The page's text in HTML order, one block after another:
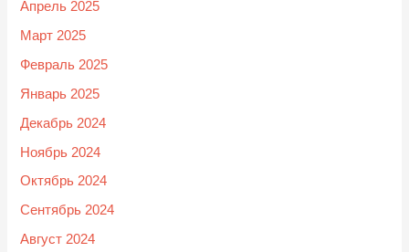
Апрель 2025
Март 2025
Февраль 2025
Январь 2025
Декабрь 2024
Ноябрь 2024
Октябрь 2024
Сентябрь 2024
Август 2024